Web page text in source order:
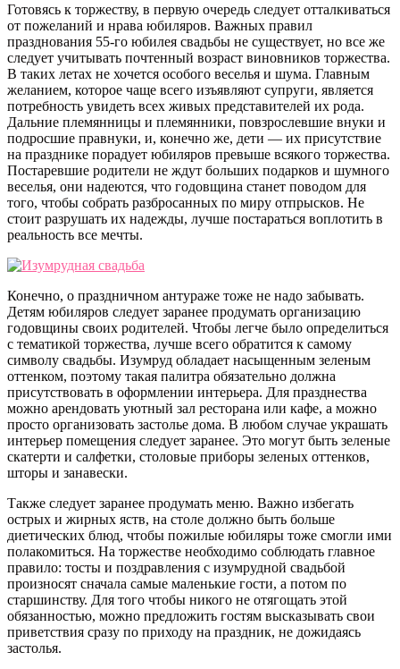
Готовясь к торжеству, в первую очередь следует отталкиваться
от пожеланий и нрава юбиляров. Важных правил
празднования 55-го юбилея свадьбы не существует, но все же
следует учитывать почтенный возраст виновников торжества.
В таких летах не хочется особого веселья и шума. Главным
желанием, которое чаще всего изъявляют супруги, является
потребность увидеть всех живых представителей их рода.
Дальние племянницы и племянники, повзрослевшие внуки и
подросшие правнуки, и, конечно же, дети — их присутствие
на празднике порадует юбиляров превыше всякого торжества.
Постаревшие родители не ждут больших подарков и шумного
веселья, они надеются, что годовщина станет поводом для
того, чтобы собрать разбросанных по миру отпрысков. Не
стоит разрушать их надежды, лучше постараться воплотить в
реальность все мечты.
Конечно, о праздничном антураже тоже не надо забывать.
Детям юбиляров следует заранее продумать организацию
годовщины своих родителей. Чтобы легче было определиться
с тематикой торжества, лучше всего обратится к самому
символу свадьбы. Изумруд обладает насыщенным зеленым
оттенком, поэтому такая палитра обязательно должна
присутствовать в оформлении интерьера. Для празднества
можно арендовать уютный зал ресторана или кафе, а можно
просто организовать застолье дома. В любом случае украшать
интерьер помещения следует заранее. Это могут быть зеленые
скатерти и салфетки, столовые приборы зеленых оттенков,
шторы и занавески.
Также следует заранее продумать меню. Важно избегать
острых и жирных яств, на столе должно быть больше
диетических блюд, чтобы пожилые юбиляры тоже смогли ими
полакомиться. На торжестве необходимо соблюдать главное
правило: тосты и поздравления с изумрудной свадьбой
произносят сначала самые маленькие гости, а потом по
старшинству. Для того чтобы никого не отягощать этой
обязанностью, можно предложить гостям высказывать свои
приветствия сразу по приходу на праздник, не дожидаясь
застолья.